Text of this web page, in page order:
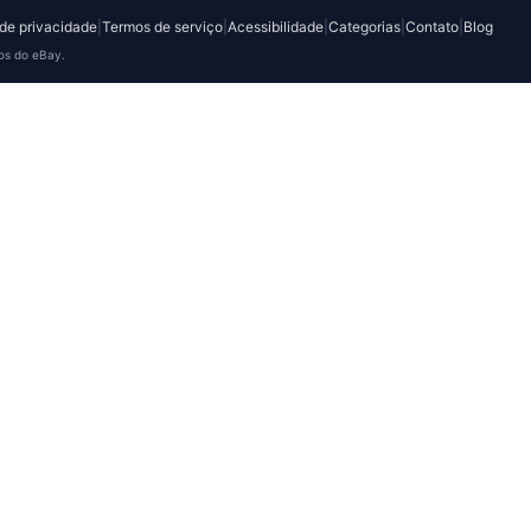
privacidade Termos de serviço Acessibilidade Categorias Contato Blog
do eBay.